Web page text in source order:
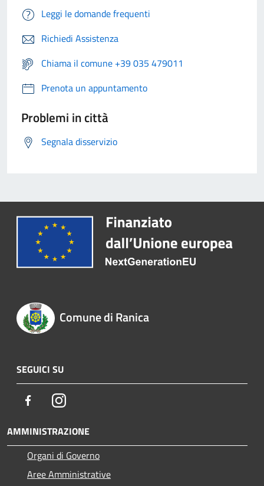
Leggi le domande frequenti
Richiedi Assistenza
Chiama il comune +39 035 479011
Prenota un appuntamento
Problemi in città
Segnala disservizio
Comune di Ranica
SEGUICI SU
FacebookInstagram
AMMINISTRAZIONE
Organi di Governo
Aree Amministrative